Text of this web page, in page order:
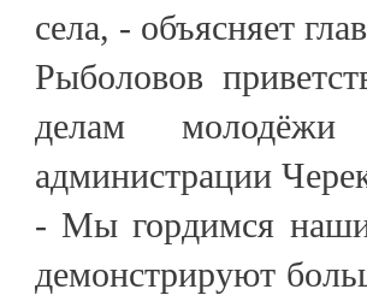
села, - объясняет
Рыболовов
делам
администрации
- Мы гордимся
демонстрируют